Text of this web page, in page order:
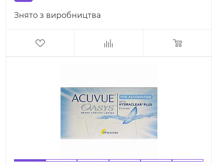
Знято з виробництва